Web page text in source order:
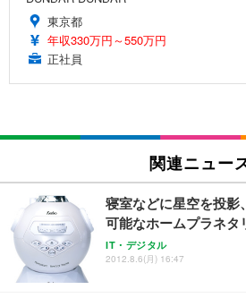
東京都
年収330万円～550万円
正社員
関連ニュー
寝室などに星空を投影
可能なホームプラネタ
IT・デジタル
2012.8.6(月) 16:47